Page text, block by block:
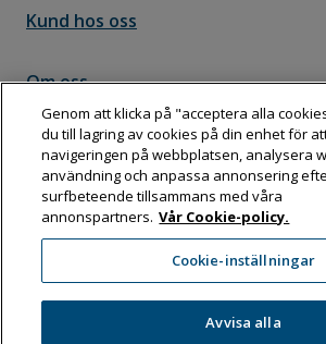
Kund hos oss
Om oss
Följ Dahl
Dahl Sverige AB
Box 11076, 161 11
Tel:08-583 595 00
Genom att klicka på "acceptera alla
du till lagring av cookies på din enhet för
navigeringen på webbplatsen, analysera
användning och anpassa annonsering
surfbeteende tillsammans med våra
annonspartners. Vår Cookie-policy.
Cookie-inställningar
Avvisa alla